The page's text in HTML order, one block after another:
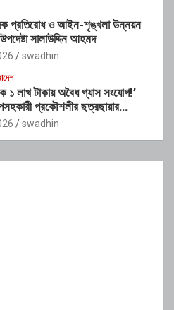
প্রতিরোধ ও আইন-শৃঙ্খলা উন্নয়ন
সালাউদ্দিন আহমদ
swadhin
১ লাখ টাকায় অবৈধ গ্যাস সংযোগ!’
প্রকৌশলীর ছত্রছায়ার
swadhin